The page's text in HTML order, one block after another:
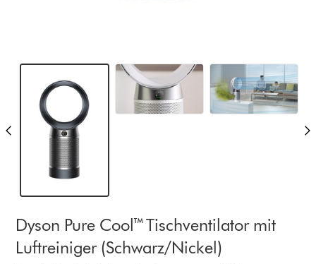
Dyson Pure Cool™ Tischventilator mit
Luftreiniger (Schwarz/Nickel)